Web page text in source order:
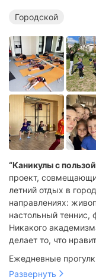
Городской
“Каникулы с
проект,
летний отдых в
направлениях:
настольный теннис,
Никакого
делает то, что
Ежедневные
Общение помогает
Почему мы?
Развернуть